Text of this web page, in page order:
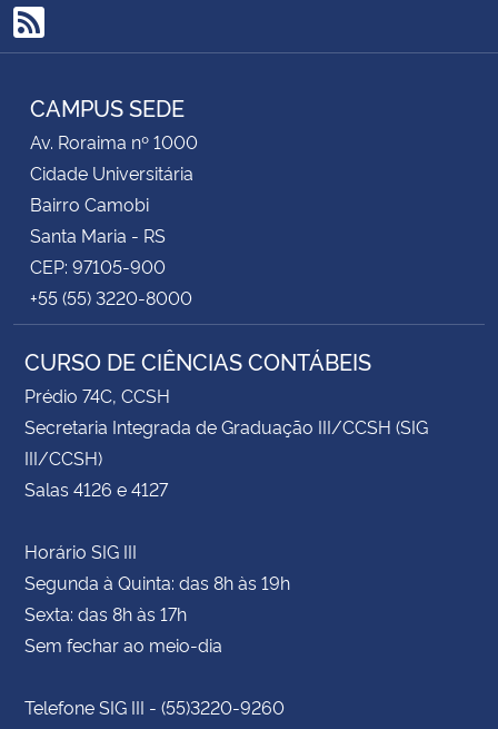
RSS
CAMPUS SEDE
Av. Roraima nº 1000
Cidade Universitária
Bairro Camobi
Santa Maria - RS
CEP: 97105-900
+55 (55) 3220-8000
CURSO DE CIÊNCIAS CONTÁBEIS
Prédio 74C, CCSH
Secretaria Integrada de Graduação III/CCSH (SIG
III/CCSH)
Salas 4126 e 4127
Horário SIG III
Segunda à Quinta: das 8h às 19h
Sexta: das 8h às 17h
Sem fechar ao meio-dia
Telefone SIG III - (55)3220-9260